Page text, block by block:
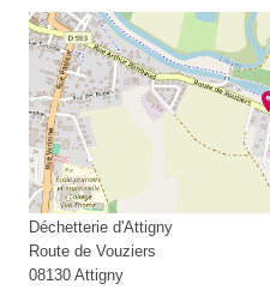
Déchetterie d'Attigny
Route de Vouziers
08130 Attigny